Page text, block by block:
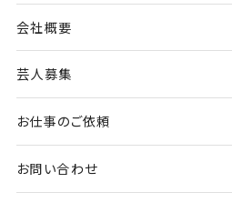
会社概要
芸人募集
お仕事のご依頼
お問い合わせ